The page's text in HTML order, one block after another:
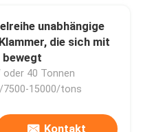
unabhängige
die sich mit
bewegt
oder 40 Tonnen
7500-15000/tons
Kontakt